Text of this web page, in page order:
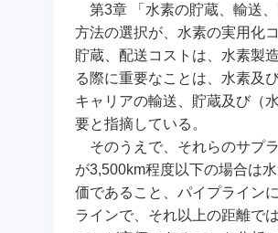
第3章 「水素の貯蔵、輸送
方法の選択が、水素の実用化
貯蔵、配送コストは、水素製
る際に重要なことは、水素及
キャリアの輸送、貯蔵及び（
要と指摘している。
そのうえで、それらのサプ
が3,500km程度以下の場合は
価であること、パイプライン
ラインで、それ以上の距離で